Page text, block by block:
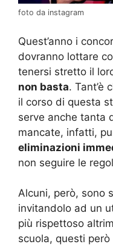
foto da instagram
Quest’anno i
dovranno lottare
tenersi stretto il
non basta. Tant’è
il corso di questa
serve anche tanta
mancate, infatti,
eliminazioni
non seguire le
Alcuni, però, sono
invitandolo ad un
più rispettoso
scuola, questi